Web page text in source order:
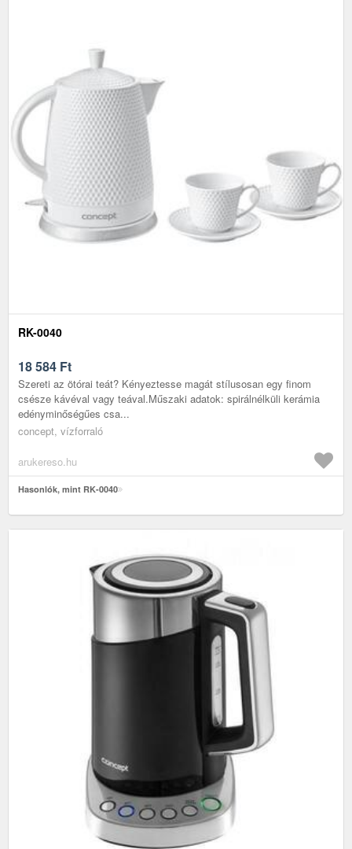
RK-0040
18 584 Ft
Szereti az ötórai teát? Kényeztesse magát stílusosan egy finom
csésze kávéval vagy teával.Műszaki adatok: spirálnélküli kerámia
edényminőségűes csa...
concept, vízforraló
arukereso.hu
Hasonlók, mint RK-0040